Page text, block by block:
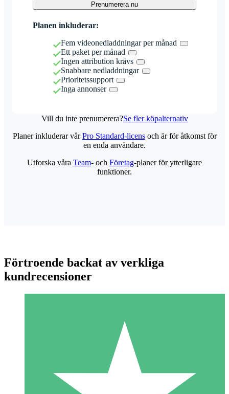
Prenumerera nu
Planen inkluderar:
Fem videonedladdningar per månad
Ett paket per månad
Ingen attribution krävs
Snabbare nedladdningar
Prioritetssupport
Inga annonser
Vill du inte prenumerera?Se fler köpalternativ
Individuella Kreditpaket
Betala per användning med nedladdningskrediter. Inget
Planer inkluderar vårPro Standard-licensoch är för åtkomst för
en enda användare.
Utforska våra Team- och Företag-planer för ytterligare
funktioner.
Förtroende backat av verkliga
kundrecensioner